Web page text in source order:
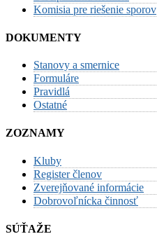
Komisia pre riešenie sporov
DOKUMENTY
Stanovy a smernice
Formuláre
Pravidlá
Ostatné
ZOZNAMY
Kluby
Register členov
Zverejňované informácie
Dobrovoľnícka činnosť
SÚŤAŽE